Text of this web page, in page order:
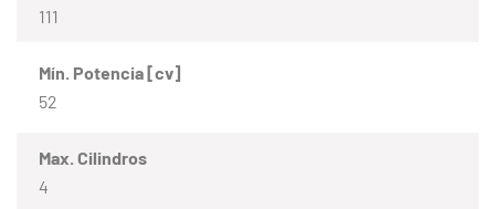
111
Mín. Potencia [cv]
52
Max. Cilindros
4